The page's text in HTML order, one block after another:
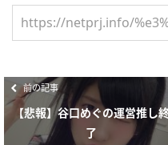
前の記事
【悲報】谷口めぐの運営推し
了